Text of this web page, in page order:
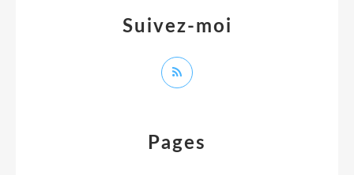
Pages
Suivez-moi